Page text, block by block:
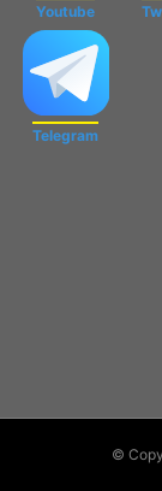
Youtube
Telegram
©